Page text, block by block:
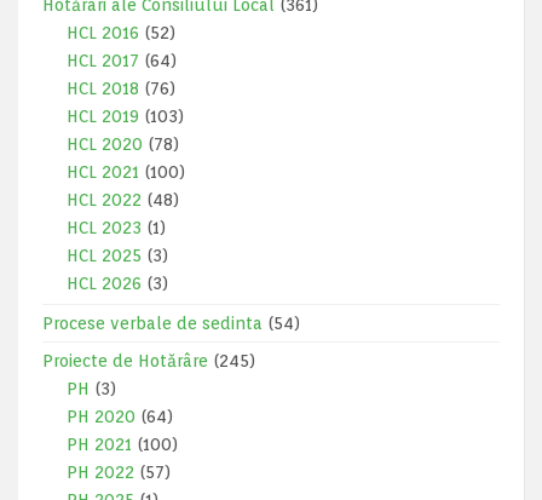
Hotărâri ale Consiliului Local
(361)
HCL 2016 (52)
HCL 2017 (64)
HCL 2018 (76)
HCL 2019 (103)
HCL 2020 (78)
HCL 2021 (100)
HCL 2022 (48)
HCL 2023 (1)
HCL 2025 (3)
HCL 2026 (3)
Procese verbale de sedinta (54)
Proiecte de Hotărâre (245)
PH (3)
PH 2020 (64)
PH 2021 (100)
PH 2022 (57)